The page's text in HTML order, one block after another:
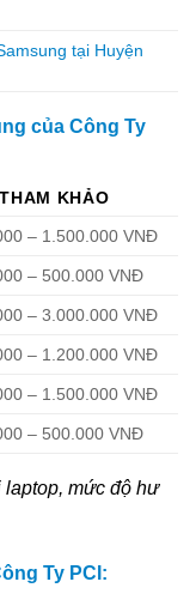
tại Huyện
của Công Ty
KHẢO
– 1.500.000 VNĐ
– 500.000 VNĐ
– 3.000.000 VNĐ
– 1.200.000 VNĐ
– 1.500.000 VNĐ
– 500.000 VNĐ
laptop, mức độ hư
Ty PCI: